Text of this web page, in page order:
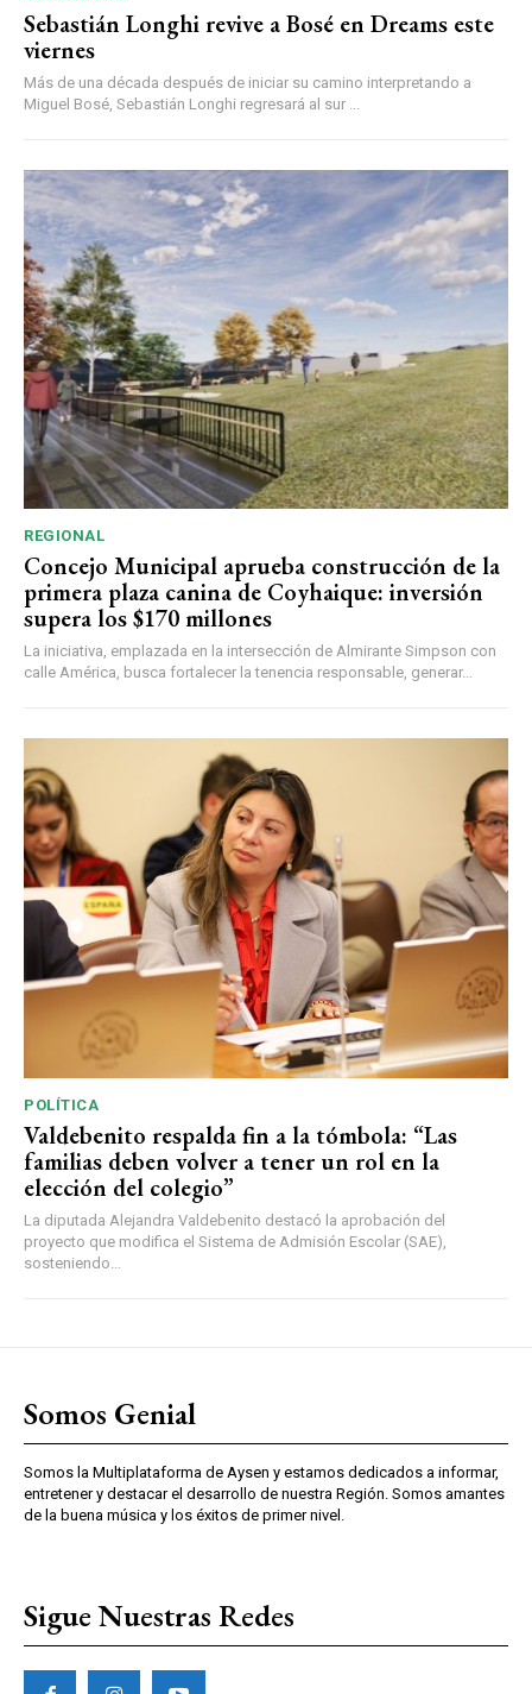
Sebastián Longhi revive a Bosé en Dreams este
viernes
Más de una década después de iniciar su camino interpretando a
Miguel Bosé, Sebastián Longhi regresará al sur ...
REGIONAL
Concejo Municipal aprueba construcción de la
primera plaza canina de Coyhaique: inversión
supera los $170 millones
La iniciativa, emplazada en la intersección de Almirante Simpson con
calle América, busca fortalecer la tenencia responsable, generar...
POLÍTICA
Valdebenito respalda fin a la tómbola: “Las
familias deben volver a tener un rol en la
elección del colegio”
La diputada Alejandra Valdebenito destacó la aprobación del
proyecto que modifica el Sistema de Admisión Escolar (SAE),
sosteniendo...
Somos Genial
Somos la Multiplataforma de Aysen y estamos dedicados a informar,
entretener y destacar el desarrollo de nuestra Región. Somos amantes
de la buena música y los éxitos de primer nivel.
Sigue Nuestras Redes